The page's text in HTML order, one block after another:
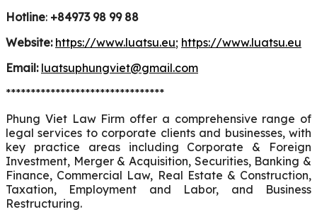
Hotline: +84973 98 99 88
Website: https://www.luatsu.eu; https://www.luatsu.eu
Email: luatsuphungviet@gmail.com
********************************
Phung Viet Law Firm offer a comprehensive range of
legal services to corporate clients and businesses, with
key practice areas including Corporate & Foreign
Investment, Merger & Acquisition, Securities, Banking &
Finance, Commercial Law, Real Estate & Construction,
Taxation, Employment and Labor, and Business
Restructuring.